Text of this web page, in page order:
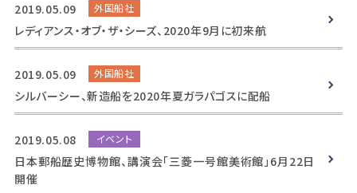
2019.05.09 外国船社
レディアンス・オブ・ザ・シーズ、2020年9月に初来航
2019.05.09 外国船社
シルバーシー、新造船を2020年夏ガラパゴスに配船
2019.05.08 イベント
日本郵船歴史博物館、講演会「三菱一号館美術館」6月22日
開催